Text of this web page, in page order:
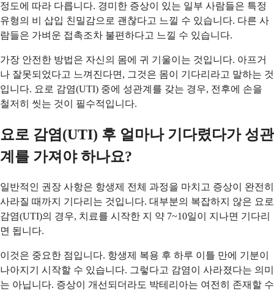
정도에 따라 다릅니다. 경미한 증상이 있는 일부 사람들은 특정
유형의 비 삽입 친밀감으로 괜찮다고 느낄 수 있습니다. 다른 사
람들은 가벼운 접촉조차 불편하다고 느낄 수 있습니다.
가장 안전한 방법은 자신의 몸에 귀 기울이는 것입니다. 아프거
나 잘못되었다고 느껴진다면, 그것은 몸이 기다리라고 말하는 것
입니다. 요로 감염(UTI) 중에 성관계를 갖는 경우, 전후에 손을
철저히 씻는 것이 필수적입니다.
요로 감염(UTI) 후 얼마나 기다렸다가 성관
계를 가져야 하나요?
일반적인 권장 사항은 항생제 전체 과정을 마치고 증상이 완전히
사라질 때까지 기다리는 것입니다. 대부분의 복잡하지 않은 요로
감염(UTI)의 경우, 치료를 시작한 지 약 7~10일이 지나면 기다리
면 됩니다.
이것은 중요한 점입니다. 항생제 복용 후 하루 이틀 만에 기분이
나아지기 시작할 수 있습니다. 그렇다고 감염이 사라졌다는 의미
는 아닙니다. 증상이 개선되더라도 박테리아는 여전히 존재할 수